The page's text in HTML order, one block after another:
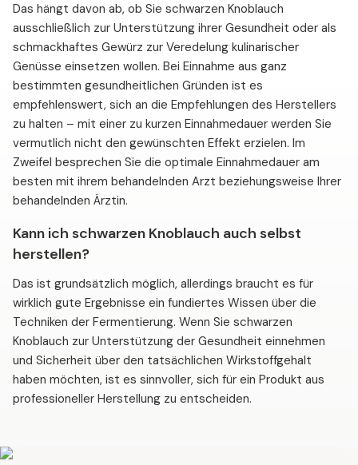
Das hängt davon ab, ob Sie schwarzen Knoblauch
ausschließlich zur Unterstützung ihrer Gesundheit oder als
schmackhaftes Gewürz zur Veredelung kulinarischer
Genüsse einsetzen wollen. Bei Einnahme aus ganz
bestimmten gesundheitlichen Gründen ist es
empfehlenswert, sich an die Empfehlungen des Herstellers
zu halten – mit einer zu kurzen Einnahmedauer werden Sie
vermutlich nicht den gewünschten Effekt erzielen. Im
Zweifel besprechen Sie die optimale Einnahmedauer am
besten mit ihrem behandelnden Arzt beziehungsweise Ihrer
behandelnden Ärztin.
Kann ich schwarzen Knoblauch auch selbst
herstellen?
Das ist grundsätzlich möglich, allerdings braucht es für
wirklich gute Ergebnisse ein fundiertes Wissen über die
Techniken der Fermentierung. Wenn Sie schwarzen
Knoblauch zur Unterstützung der Gesundheit einnehmen
und Sicherheit über den tatsächlichen Wirkstoffgehalt
haben möchten, ist es sinnvoller, sich für ein Produkt aus
professioneller Herstellung zu entscheiden.